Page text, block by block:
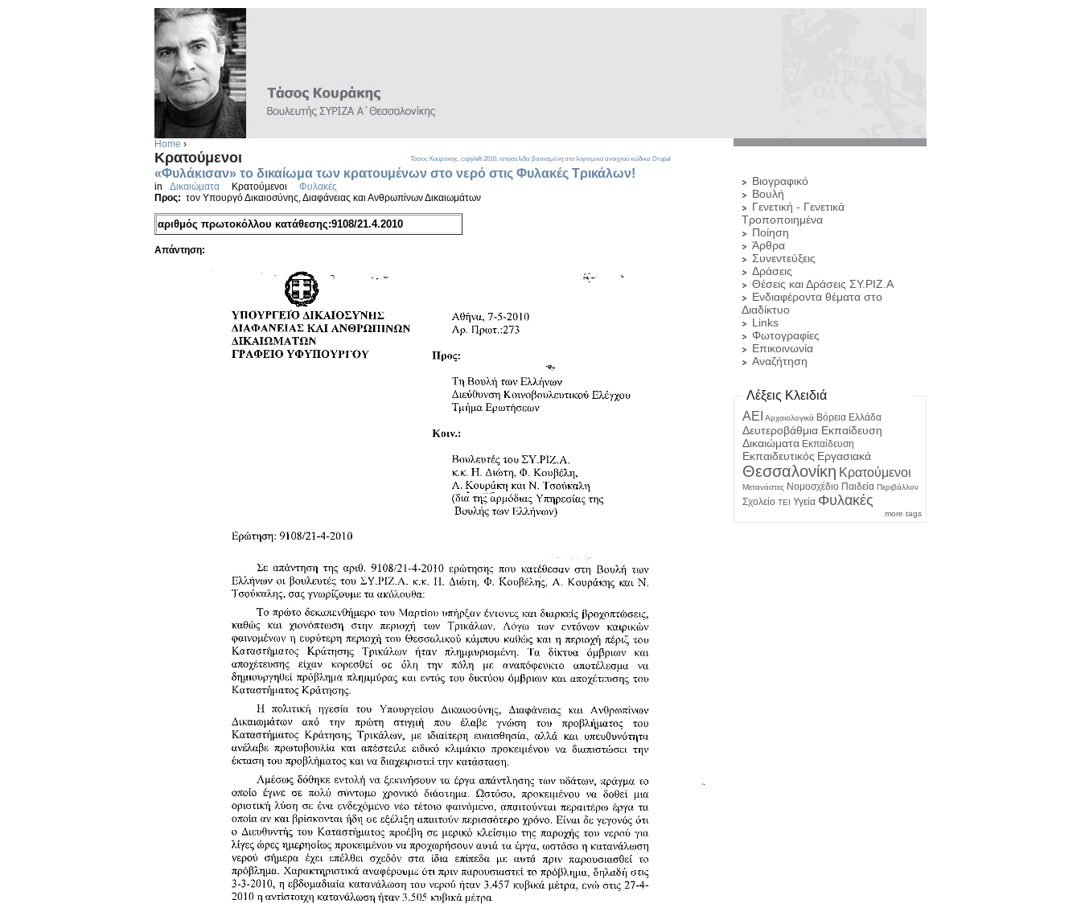
Home ›
Κρατούμενοι
«Φυλάκισαν» το δικαίωμα των κρατουμένων στο νερό στις Φυλακές Τρικάλων!
in Δικαιώματα Κρατούμενοι
Φυλακές
Προς: τον Υπουργό Δικαιοσύνης, Διαφάνειας και Ανθρωπίνων Δικαιωμάτων
αριθμός πρωτοκόλλου κατάθεσης:9108/21.4.2010
Απάντηση:
Βιογραφικό
Βουλή
Γενετική - Γενετικά
Τροποποιημένα
Ποίηση
Άρθρα
Συνεντεύξεις
Δράσεις
Θέσεις και Δράσεις ΣΥ.ΡΙΖ.Α
Ενδιαφέροντα θέματα στο
Διαδίκτυο
Links
Φωτογραφίες
Επικοινωνία
Αναζήτηση
Λέξεις Κλειδιά
ΑΕΙ
Αρχαιολογικά Βόρεια Ελλάδα
Δευτεροβάθμια Εκπαίδευση
Δικαιώματα Εκπαίδευση
Εκπαιδευτικός Εργασιακά
Θεσσαλονίκη Κρατούμενοι
Μετανάστες Νομοσχέδιο Παιδεία Περιβάλλον
Σχολείο ΤΕΙ Υγεία Φυλακές
more tags
Τάσος Κουράκης, copyleft 2010, ιστοσελίδα βασισμένη στο λογισμικό ανοιχτού κώδικα Drupal